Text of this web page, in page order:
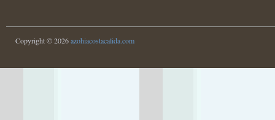
Copyright © 2026azohiacostacalida.com